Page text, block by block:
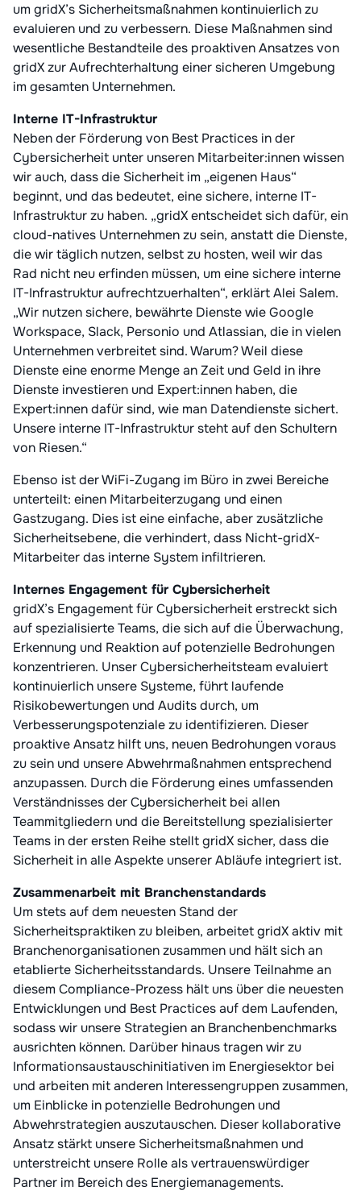
um gridX’s Sicherheitsmaßnahmen kontinuierlich zu
evaluieren und zu verbessern. Diese Maßnahmen sind
wesentliche Bestandteile des proaktiven Ansatzes von
gridX zur Aufrechterhaltung einer sicheren Umgebung
im gesamten Unternehmen.
Interne IT-Infrastruktur
Neben der Förderung von Best Practices in der
Cybersicherheit unter unseren Mitarbeiter:innen wissen
wir auch, dass die Sicherheit im „eigenen Haus“
beginnt, und das bedeutet, eine sichere, interne IT-
Infrastruktur zu haben. „gridX entscheidet sich dafür, ein
cloud-natives Unternehmen zu sein, anstatt die Dienste,
die wir täglich nutzen, selbst zu hosten, weil wir das
Rad nicht neu erfinden müssen, um eine sichere interne
IT-Infrastruktur aufrechtzuerhalten“, erklärt Alei Salem.
„Wir nutzen sichere, bewährte Dienste wie Google
Workspace, Slack, Personio und Atlassian, die in vielen
Unternehmen verbreitet sind. Warum? Weil diese
Dienste eine enorme Menge an Zeit und Geld in ihre
Dienste investieren und Expert:innen haben, die
Expert:innen dafür sind, wie man Datendienste sichert.
Unsere interne IT-Infrastruktur steht auf den Schultern
von Riesen.“
Ebenso ist der WiFi-Zugang im Büro in zwei Bereiche
unterteilt: einen Mitarbeiterzugang und einen
Gastzugang. Dies ist eine einfache, aber zusätzliche
Sicherheitsebene, die verhindert, dass Nicht-gridX-
Mitarbeiter das interne System infiltrieren.
Internes Engagement für Cybersicherheit
gridX’s Engagement für Cybersicherheit erstreckt sich
auf spezialisierte Teams, die sich auf die Überwachung,
Erkennung und Reaktion auf potenzielle Bedrohungen
konzentrieren. Unser Cybersicherheitsteam evaluiert
kontinuierlich unsere Systeme, führt laufende
Risikobewertungen und Audits durch, um
Verbesserungspotenziale zu identifizieren. Dieser
proaktive Ansatz hilft uns, neuen Bedrohungen voraus
zu sein und unsere Abwehrmaßnahmen entsprechend
anzupassen. Durch die Förderung eines umfassenden
Verständnisses der Cybersicherheit bei allen
Teammitgliedern und die Bereitstellung spezialisierter
Teams in der ersten Reihe stellt gridX sicher, dass die
Sicherheit in alle Aspekte unserer Abläufe integriert ist.
Zusammenarbeit mit Branchenstandards
Um stets auf dem neuesten Stand der
Sicherheitspraktiken zu bleiben, arbeitet gridX aktiv mit
Branchenorganisationen zusammen und hält sich an
etablierte Sicherheitsstandards. Unsere Teilnahme an
diesem Compliance-Prozess hält uns über die neuesten
Entwicklungen und Best Practices auf dem Laufenden,
sodass wir unsere Strategien an Branchenbenchmarks
ausrichten können. Darüber hinaus tragen wir zu
Informationsaustauschinitiativen im Energiesektor bei
und arbeiten mit anderen Interessengruppen zusammen,
um Einblicke in potenzielle Bedrohungen und
Abwehrstrategien auszutauschen. Dieser kollaborative
Ansatz stärkt unsere Sicherheitsmaßnahmen und
unterstreicht unsere Rolle als vertrauenswürdiger
Partner im Bereich des Energiemanagements.